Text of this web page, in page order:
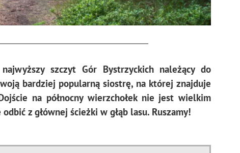
szczyt Gór Bystrzyckich należący do
bardziej popularną siostrę, na której znajduje
na północny wierzchołek nie jest wielkim
z głównej ścieżki w głąb lasu. Ruszamy!